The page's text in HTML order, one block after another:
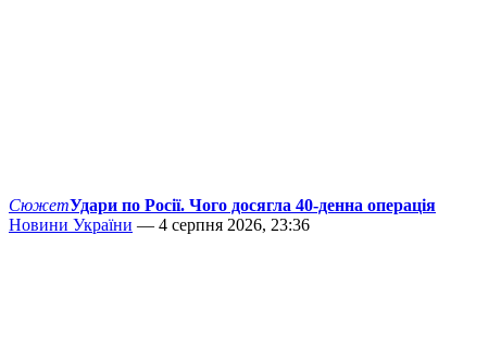
СюжетУдари по Росії. Чого досягла 40-денна операція
Новини України — 4 серпня 2026, 23:36